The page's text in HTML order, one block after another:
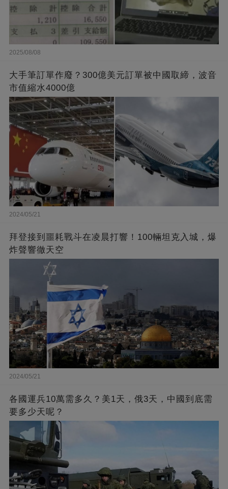
2025/08/08
大手筆訂單作廢？300億美元訂單被中國取締，波音
市值縮水4000億
2024/05/21
拜登接到噩耗戰斗在凌晨打響！100輛坦克入城，爆
炸聲響徹天空
2024/05/21
各國運兵10萬需多久？美1天，俄3天，中國到底需
要多少天呢？